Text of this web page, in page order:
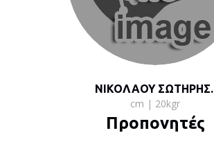
ΝΙΚΟΛΑΟΥ ΣΩΤΗΡΗΣ.
cm | 20kgr
Προπονητές